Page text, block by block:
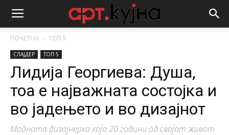
ПОЧЕТНА ТОП 5
СЛАЈДЕР ТОП 5
Лидија Георгиева: Душа,
тоа е најважната состојка и
во јадењето и во дизајнот
Модната дизајнерка која 20 години од својот живот